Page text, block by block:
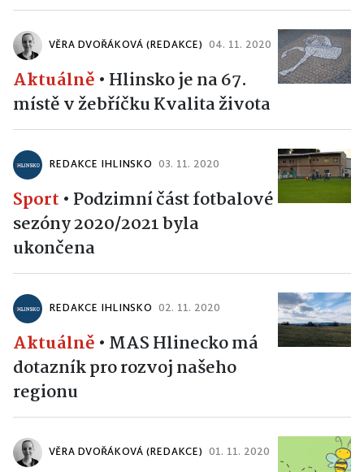
VĚRA DVOŘÁKOVÁ (REDAKCE) 04. 11. 2020
Aktuálně • Hlinsko je na 67.
místě v žebříčku Kvalita života
REDAKCE IHLINSKO 03. 11. 2020
Sport • Podzimní část fotbalové
sezóny 2020/2021 byla
ukončena
REDAKCE IHLINSKO 02. 11. 2020
Aktuálně • MAS Hlinecko má
dotazník pro rozvoj našeho
regionu
VĚRA DVOŘÁKOVÁ (REDAKCE) 01. 11. 2020